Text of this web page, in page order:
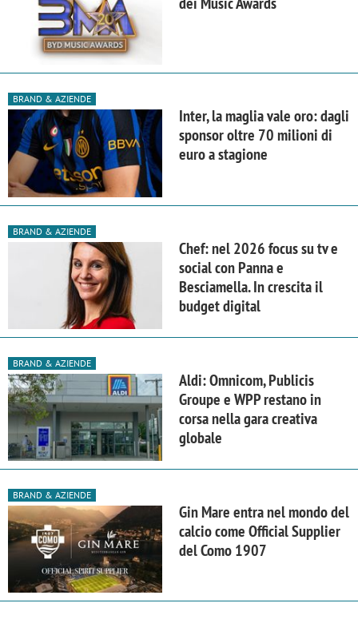
BRAND & AZIENDE
Inter, la maglia vale oro: dagli
sponsor oltre 70 milioni di
euro a stagione
BRAND & AZIENDE
Chef: nel 2026 focus su tv e
social con Panna e
Besciamella. In crescita il
budget digital
BRAND & AZIENDE
Aldi: Omnicom, Publicis
Groupe e WPP restano in
corsa nella gara creativa
globale
BRAND & AZIENDE
Gin Mare entra nel mondo del
calcio come Official Supplier
del Como 1907